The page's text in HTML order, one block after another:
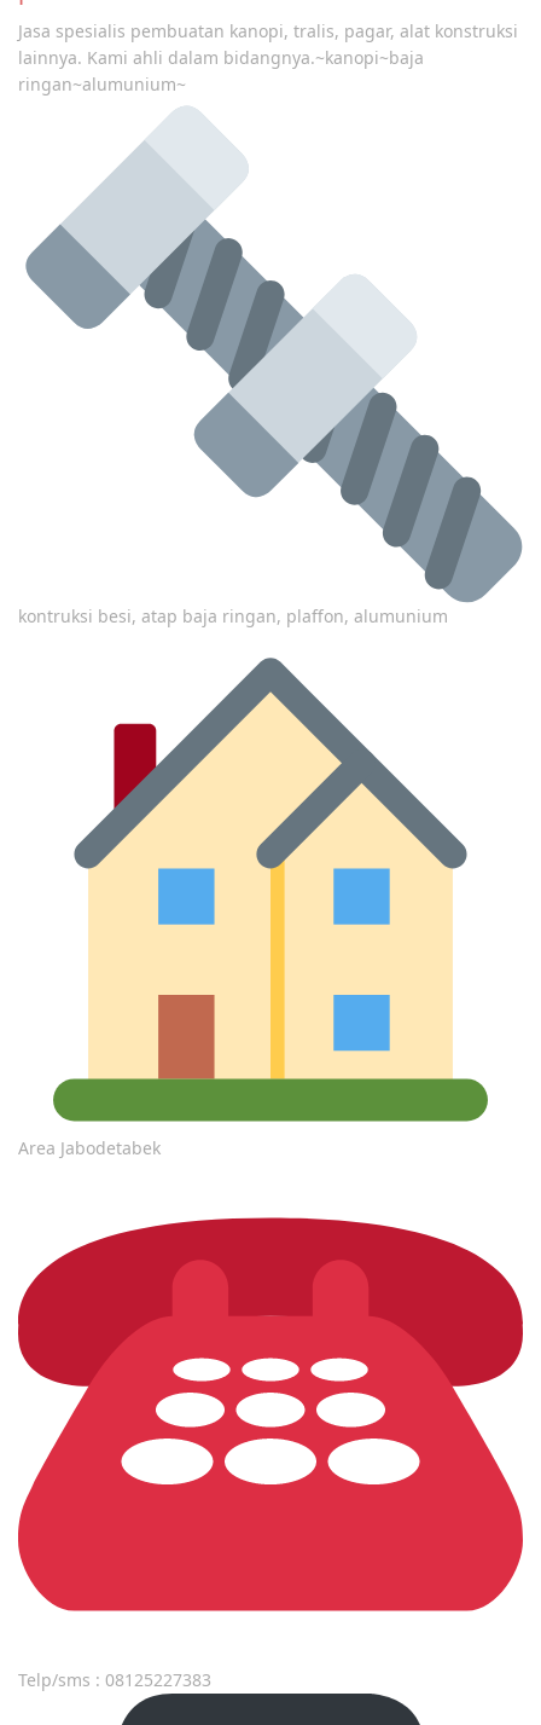
Jasa spesialis pembuatan kanopi, tralis, pagar, alat konstruksi
lainnya. Kami ahli dalam bidangnya.~kanopi~baja
ringan~alumunium~
kontruksi besi, atap baja ringan, plaffon, alumunium
Area Jabodetabek
Telp/sms : 08125227383